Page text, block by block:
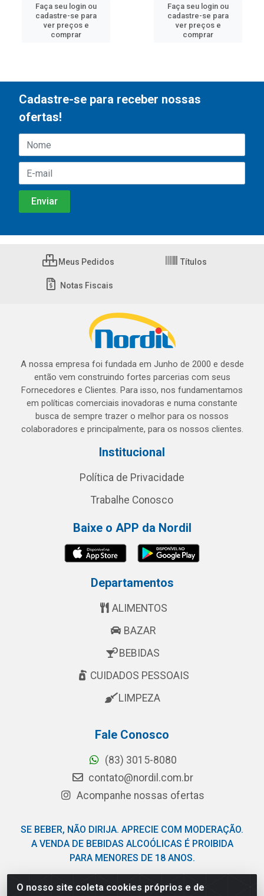
Faça seu login ou
cadastre-se para
ver preços e
comprar
Faça seu login ou
cadastre-se para
ver preços e
comprar
O nosso site coleta cookies próprios e de
Cadastre-se para receber nossas
ofertas!
Meus Pedidos Títulos
Notas Fiscais
A nossa empresa foi fundada em Junho de 2000 e desde
então vem construindo fortes parcerias com seus
Fornecedores e Clientes. Para isso, nos fundamentamos
em políticas comerciais inovadoras e numa constante
busca de sempre trazer o melhor para os nossos
colaboradores e principalmente, para os nossos clientes.
Institucional
Política de Privacidade
Trabalhe Conosco
Baixe o APP da Nordil
Departamentos
ALIMENTOS
BAZAR
BEBIDAS
CUIDADOS PESSOAIS
LIMPEZA
Fale Conosco
(83) 3015-8080
contato@nordil.com.br
Acompanhe nossas ofertas
SE BEBER, NÃO DIRIJA. APRECIE COM MODERAÇÃO.
A VENDA DE BEBIDAS ALCOÓLICAS É PROIBIDA
PARA MENORES DE 18 ANOS.